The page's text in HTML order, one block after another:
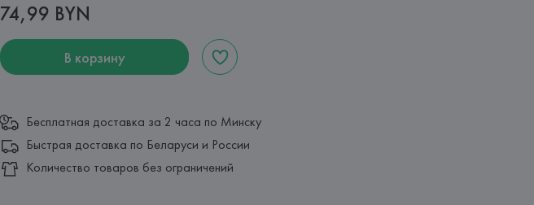
74,99 BYN
В корзину
Бесплатная доставка за 2 часа по Минску
Быстрая доставка по Беларуси и России
Количество товаров без ограничений